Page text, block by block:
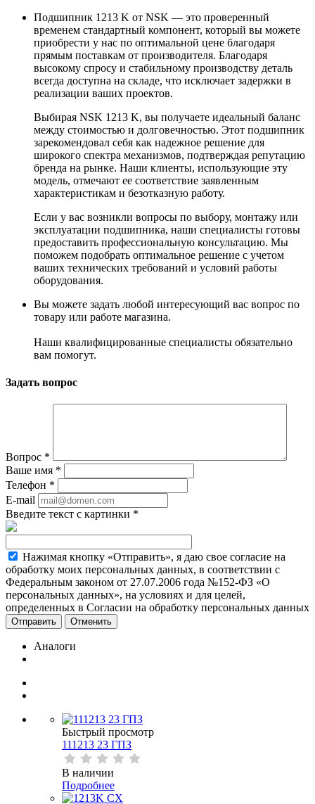
Подшипник 1213 K от NSK — это проверенный
временем стандартный компонент, который вы можете
приобрести у нас по оптимальной цене благодаря
прямым поставкам от производителя. Благодаря
высокому спросу и стабильному производству деталь
всегда доступна на складе, что исключает задержки в
реализации ваших проектов.
Выбирая NSK 1213 K, вы получаете идеальный баланс
между стоимостью и долговечностью. Этот подшипник
зарекомендовал себя как надежное решение для
широкого спектра механизмов, подтверждая репутацию
бренда на рынке. Наши клиенты, использующие эту
модель, отмечают ее соответствие заявленным
характеристикам и безотказную работу.
Если у вас возникли вопросы по выбору, монтажу или
эксплуатации подшипника, наши специалисты готовы
предоставить профессиональную консультацию. Мы
поможем подобрать оптимальное решение с учетом
ваших технических требований и условий работы
оборудования.
Вы можете задать любой интересующий вас вопрос по
товару или работе магазина.
Наши квалифицированные специалисты обязательно
вам помогут.
Задать вопрос
Вопрос *
Ваше имя *
Телефон *
E-mail
Введите текст с картинки *
Нажимая кнопку «Отправить», я даю свое согласие на
обработку моих персональных данных, в соответствии с
Федеральным законом от 27.07.2006 года №152-ФЗ «О
персональных данных», на условиях и для целей,
определенных в Согласии на обработку персональных данных
Отменить
Аналоги
Быстрый просмотр
111213 23 ГПЗ
В наличии
Подробнее